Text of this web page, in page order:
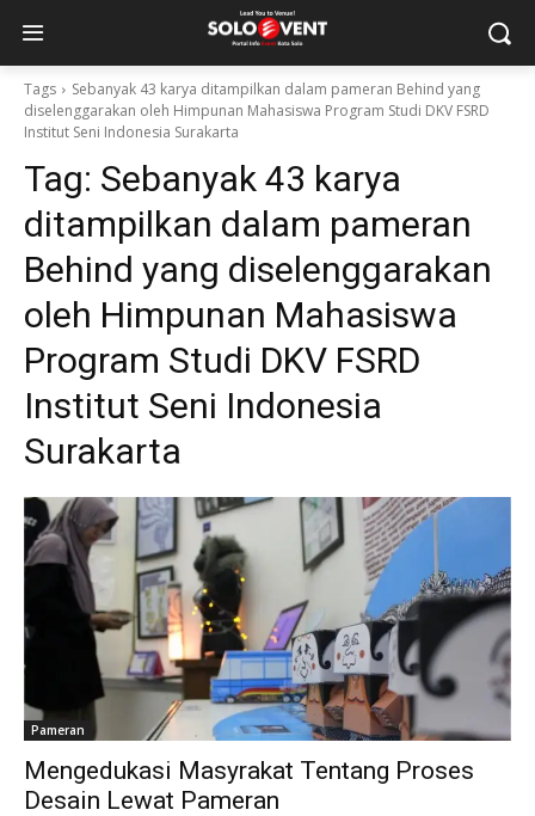
Tags
Sebanyak 43 karya ditampilkan dalam pameran Behind yang
diselenggarakan oleh Himpunan Mahasiswa Program Studi DKV FSRD
Institut Seni Indonesia Surakarta
Tag: Sebanyak 43 karya
ditampilkan dalam pameran
Behind yang diselenggarakan
oleh Himpunan Mahasiswa
Program Studi DKV FSRD
Institut Seni Indonesia
Surakarta
Pameran
Mengedukasi Masyrakat Tentang Proses
Desain Lewat Pameran